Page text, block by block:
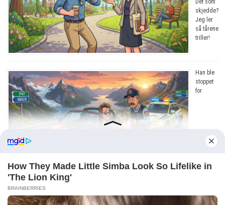
skjedde?
Jeg ler
så tårene
triller!
Han ble
stoppet
for
råkjøring. Grunnen? Jeg ler så tårene triller!